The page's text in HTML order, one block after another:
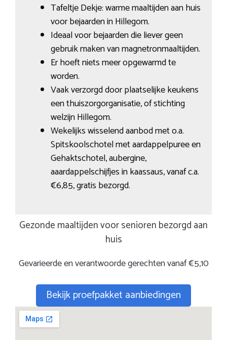
Tafeltje Dekje: warme maaltijden aan huis
voor bejaarden in Hillegom.
Ideaal voor bejaarden die liever geen
gebruik maken van magnetronmaaltijden.
Er hoeft niets meer opgewarmd te
worden.
Vaak verzorgd door plaatselijke keukens
een thuiszorgorganisatie, of stichting
welzijn Hillegom.
Wekelijks wisselend aanbod met o.a.
Spitskoolschotel met aardappelpuree en
Gehaktschotel, aubergine,
aaardappelschijfjes in kaassaus, vanaf c.a.
€6,85, gratis bezorgd.
Gezonde maaltijden voor senioren bezorgd aan
huis
Gevarieerde en verantwoorde gerechten vanaf €5,10
Bekijk proefpakket aanbiedingen